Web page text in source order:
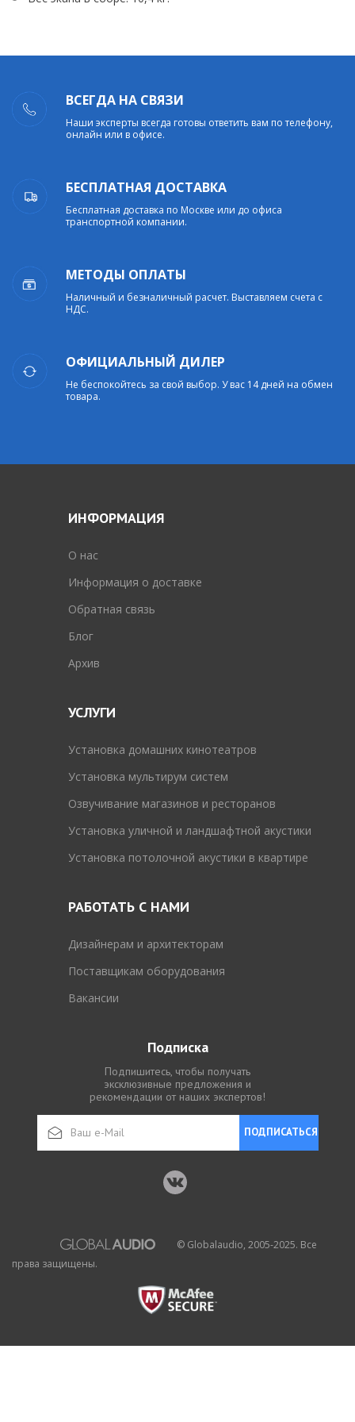
ВСЕГДА НА СВЯЗИ
Наши эксперты всегда готовы ответить вам по телефону,
онлайн или в офисе.
БЕСПЛАТНАЯ ДОСТАВКА
Бесплатная доставка по Москве или до офиса
транспортной компании.
МЕТОДЫ ОПЛАТЫ
Наличный и безналичный расчет. Выставляем счета с
НДС.
ОФИЦИАЛЬНЫЙ ДИЛЕР
Не беспокойтесь за свой выбор. У вас 14 дней на обмен
товара.
ИНФОРМАЦИЯ
O нас
Информация о доставке
Обратная связь
Блог
Архив
УСЛУГИ
Установка домашних кинотеатров
Установка мультирум систем
Озвучивание магазинов и ресторанов
Установка уличной и ландшафтной акустики
Установка потолочной акустики в квартире
РАБОТАТЬ С НАМИ
Дизайнерам и архитекторам
Поставщикам оборудования
Вакансии
Подписка
Подпишитесь, чтобы получать
эксклюзивные предложения и
рекомендации от наших экспертов!
ПОДПИСАТЬСЯ
© Globalaudio, 2005-2025. Все
права защищены.